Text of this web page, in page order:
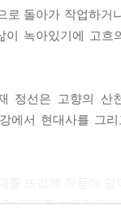
로 돌아가 작업하
이 녹아있기에 고
정선은 고향의
에서 현대사를 그
그대로 녹아있다.